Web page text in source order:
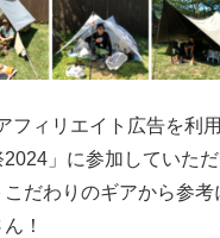
ィリエイト広告を利用
」に参加していた
だわりのギアから参考
！